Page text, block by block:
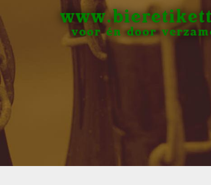
voor én door